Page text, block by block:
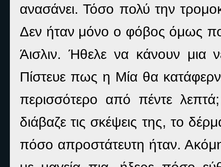
ανασάνει. Τόσο πολύ την
Δεν ήταν μόνο ο φόβος όμως
Άισλιν. Ήθελε να κάνουν μια
Πίστευε πως η Μία θα
περισσότερο από πέντε
διάβαζε τις σκέψεις της, το
πόσο απροστάτευτη ήταν.